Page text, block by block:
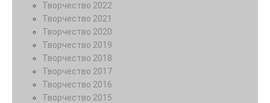
Творчество 2022
Творчество 2021
Творчество 2020
Творчество 2019
Творчество 2018
Творчество 2017
Творчество 2016
Творчество 2015